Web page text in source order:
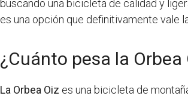
buscando una bicicleta de calidad y
es una opción que definitivamente vale
¿Cuánto pesa la Orbea
La Orbea Oiz es una bicicleta de